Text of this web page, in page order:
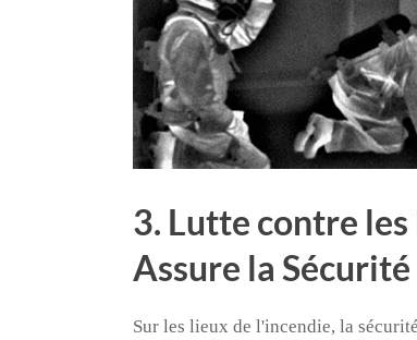
3. Lutte contre
Assure la
Sur les lieux de l'incendie, la